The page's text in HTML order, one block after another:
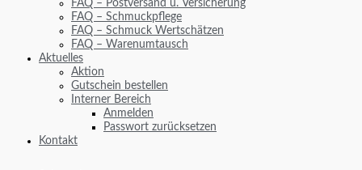
FAQ – Postversand u. Versicherung
FAQ – Schmuckpflege
FAQ – Schmuck Wertschätzen
FAQ – Warenumtausch
Aktuelles
Aktion
Gutschein bestellen
Interner Bereich
Anmelden
Passwort zurücksetzen
Kontakt